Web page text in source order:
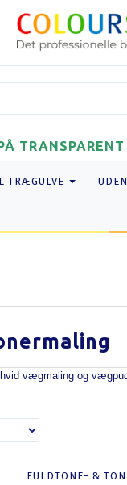
TRÆGULVE
vægmaling og
FULDTONE- &